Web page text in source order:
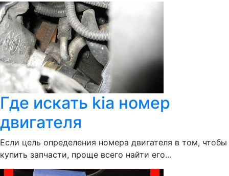
Где искать kia номер
двигателя
Если цель определения номера двигателя в том, чтобы
купить запчасти, проще всего найти его...